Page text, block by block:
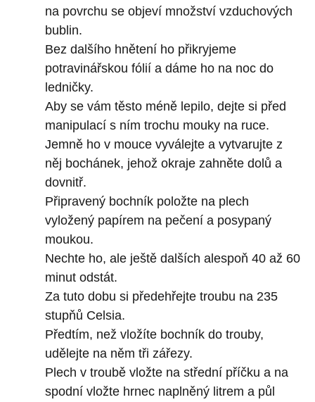
na povrchu se objeví množství vzduchových
bublin.
Bez dalšího hnětení ho přikryjeme
potravinářskou fólií a dáme ho na noc do
ledničky.
Aby se vám těsto méně lepilo, dejte si před
manipulací s ním trochu mouky na ruce.
Jemně ho v mouce vyválejte a vytvarujte z
něj bochánek, jehož okraje zahněte dolů a
dovnitř.
Připravený bochník položte na plech
vyložený papírem na pečení a posypaný
moukou.
Nechte ho, ale ještě dalších alespoň 40 až 60
minut odstát.
Za tuto dobu si předehřejte troubu na 235
stupňů Celsia.
Předtím, než vložíte bochník do trouby,
udělejte na něm tři zářezy.
Plech v troubě vložte na střední příčku a na
spodní vložte hrnec naplněný litrem a půl